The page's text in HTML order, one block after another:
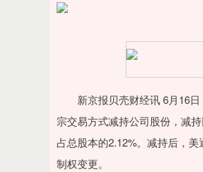
新京报贝壳财经讯 6月16日
宗交易方式减持公司股份，减
占总股本的2.12%。减持后，
制权变更。